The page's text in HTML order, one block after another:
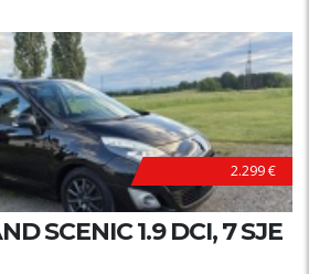
2.299 €
SCENIC 1.9 DCI, 7 SJE